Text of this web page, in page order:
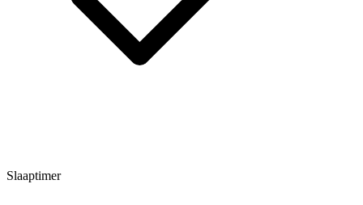
Slaaptimer